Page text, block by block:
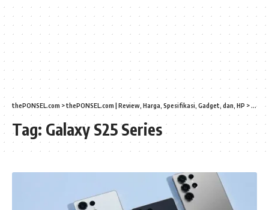
thePONSEL.com >thePONSEL.com | Review, Harga, Spesifikasi, Gadget, dan, HP >
Tag: Galaxy S25 Series